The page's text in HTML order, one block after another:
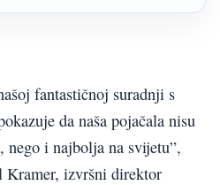
fantastičnoj suradnji s
da naša pojačala nisu
nego i najbolja na svijetu”,
Kramer, izvršni direktor